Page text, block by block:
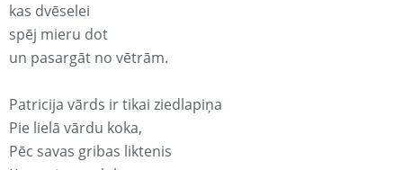
kas dvēselei
spēj mieru dot
un pasargāt no vētrām.
Patricija vārds ir tikai ziedlapiņa
Pie lielā vārdu koka,
Pēc savas gribas liktenis